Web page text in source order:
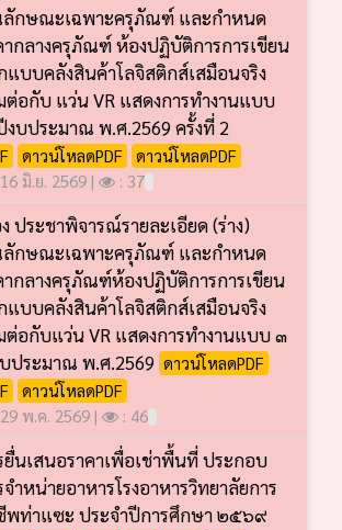
กษณะเฉพาะครุภัณฑ์ และกำหนด
ากลางครุภัณฑ์ ห้องปฏิบัติการการเขียน
แบบคลังสินค้าโลจิสติกส์เสมือนจริง
ต่อกับ แว่น VR แสดงการทำงานแบบ
งบประมาณ พ.ศ.2569 ครั้งที่ 2
ดาวน์โหลดPDF
ดาวน์โหลดPDF
มิ.ย. 2569 |
: 37
ง ประชาพิจารณ์รายละเอียด (ร่าง)
กษณะเฉพาะครุภัณฑ์ และกำหนด
ากลางครุภัณฑ์ห้องปฏิบัติการการเขียน
แบบคลังสินค้าโลจิสติกส์เสมือนจริง
ต่อกับแว่น VR แสดงการทำงานแบบ ๓
ประมาณ พ.ศ.2569 ดาวน์โหลดPDF
ดาวน์โหลดPDF
พ.ค. 2569 |
: 46
ยื่นเสนอราคาเพื่อเช่าพื้นที่ ประกอบ
จำหน่ายอาหารโรงอาหารวิทยาลัยการ
พท่าแซะ ประจำปีการศึกษา ๒๕๖๙